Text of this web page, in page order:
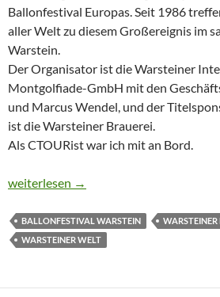
Ballonfestival Europas. Seit 1986
aller Welt zu diesem Großereignis im
Warstein.
Der Organisator ist die Warsteiner
Montgolfiade-GmbH mit den
und Marcus Wendel, und der
ist die Warsteiner Brauerei.
Als CTOURist war ich mit an Bord.
INTERNATIONALES
weiterlesen →
BALLONFESTIVAL WARSTEIN
WARSTEINER
WARSTEINER WELT